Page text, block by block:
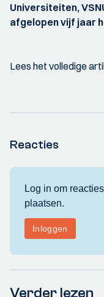
Universiteiten,
afgelopen vijf jaar
Lees het volledige
Reacties
Verder lezen